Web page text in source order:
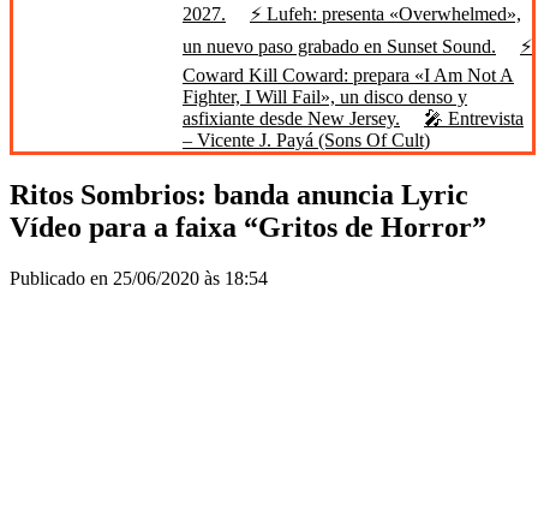
2027.
⚡ Lufeh: presenta «Overwhelmed»,
un nuevo paso grabado en Sunset Sound.
⚡
Coward Kill Coward: prepara «I Am Not A
Fighter, I Will Fail», un disco denso y
asfixiante desde New Jersey.
🎤 Entrevista
– Vicente J. Payá (Sons Of Cult)
Ritos Sombrios: banda anuncia Lyric
Vídeo para a faixa “Gritos de Horror”
Publicado en 25/06/2020 às 18:54